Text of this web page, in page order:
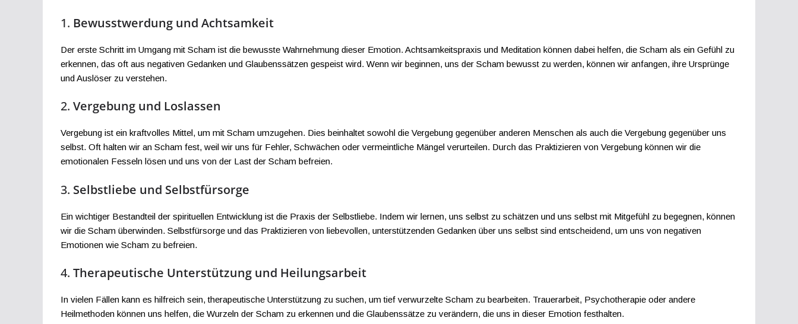
1. Bewusstwerdung und Achtsamkeit
Der erste Schritt im Umgang mit Scham ist die bewusste Wahrnehmung dieser Emotion. Achtsamkeitspraxis und Meditation können dabei helfen, die Scham als ein Gefühl zu
erkennen, das oft aus negativen Gedanken und Glaubenssätzen gespeist wird. Wenn wir beginnen, uns der Scham bewusst zu werden, können wir anfangen, ihre Ursprünge
und Auslöser zu verstehen.
2. Vergebung und Loslassen
Vergebung ist ein kraftvolles Mittel, um mit Scham umzugehen. Dies beinhaltet sowohl die Vergebung gegenüber anderen Menschen als auch die Vergebung gegenüber uns
selbst. Oft halten wir an Scham fest, weil wir uns für Fehler, Schwächen oder vermeintliche Mängel verurteilen. Durch das Praktizieren von Vergebung können wir die
emotionalen Fesseln lösen und uns von der Last der Scham befreien.
3. Selbstliebe und Selbstfürsorge
Ein wichtiger Bestandteil der spirituellen Entwicklung ist die Praxis der Selbstliebe. Indem wir lernen, uns selbst zu schätzen und uns selbst mit Mitgefühl zu begegnen, können
wir die Scham überwinden. Selbstfürsorge und das Praktizieren von liebevollen, unterstützenden Gedanken über uns selbst sind entscheidend, um uns von negativen
Emotionen wie Scham zu befreien.
4. Therapeutische Unterstützung und Heilungsarbeit
In vielen Fällen kann es hilfreich sein, therapeutische Unterstützung zu suchen, um tief verwurzelte Scham zu bearbeiten. Trauerarbeit, Psychotherapie oder andere
Heilmethoden können uns helfen, die Wurzeln der Scham zu erkennen und die Glaubenssätze zu verändern, die uns in dieser Emotion festhalten.